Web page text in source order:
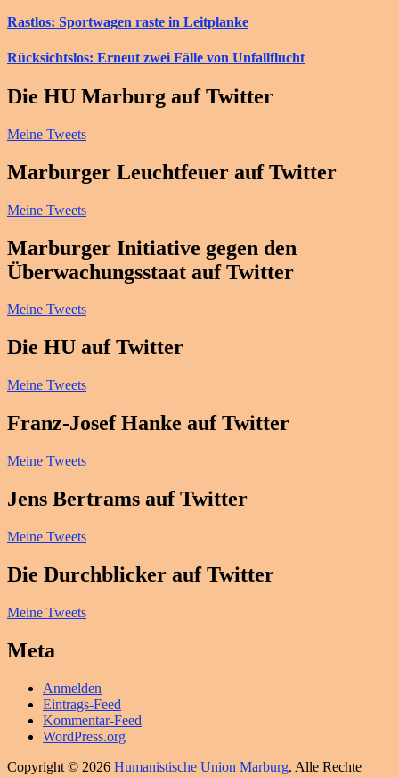
Rastlos: Sportwagen raste in Leitplanke
Rücksichtslos: Erneut zwei Fälle von Unfallflucht
Die HU Marburg auf Twitter
Meine Tweets
Marburger Leuchtfeuer auf Twitter
Meine Tweets
Marburger Initiative gegen den
Überwachungsstaat auf Twitter
Meine Tweets
Die HU auf Twitter
Meine Tweets
Franz-Josef Hanke auf Twitter
Meine Tweets
Jens Bertrams auf Twitter
Meine Tweets
Die Durchblicker auf Twitter
Meine Tweets
Meta
Anmelden
Eintrags-Feed
Kommentar-Feed
WordPress.org
Copyright © 2026 Humanistische Union Marburg. Alle Rechte